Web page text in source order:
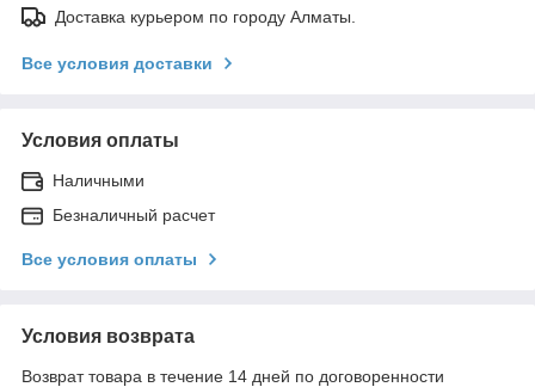
Доставка курьером по городу Алматы.
Все условия доставки
Условия оплаты
Наличными
Безналичный расчет
Все условия оплаты
Условия возврата
Возврат товара в течение 14 дней по договоренности